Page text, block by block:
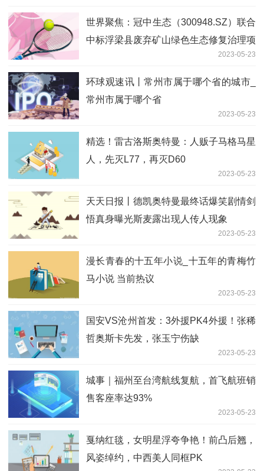
世界聚焦：冠中生态（300948.SZ）联合
中标浮梁县废弃矿山绿色生态修复治理项
2023-05-23
环球观速讯丨常州市属于哪个省的城市_
常州市属于哪个省
2023-05-23
精选！雷古洛斯奥特曼：人贩子马格马星
人，先灭L77，再灭D60
2023-05-23
天天日报丨德凯奥特曼最终话爆笑剧情剑
悟真身曝光斯麦露出现人传人现象
2023-05-23
漫长青春的十五年小说_十五年的青梅竹
马小说 当前热议
2023-05-23
国安VS沧州首发：3外援PK4外援！张稀
哲奥斯卡先发，张玉宁伤缺
2023-05-23
城事｜福州至台湾航线复航，首飞航班销
售客座率达93%
2023-05-23
戛纳红毯，女明星浮夸争艳！前凸后翘，
风姿绰约，中西美人同框PK